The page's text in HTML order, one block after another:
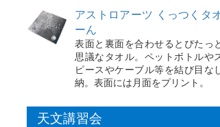
アストロアーツ くっつくタ
ーん
表面と裏面を合わせるとぴたっ
思議なタオル。ペットボトルや
ピースやケーブル等を結び目な
納。表面には月面をプリント。
天文講習会